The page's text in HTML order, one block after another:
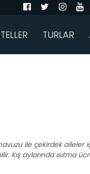
TURLAR
ile çekirdek aileler
Kış aylarında ısıtma